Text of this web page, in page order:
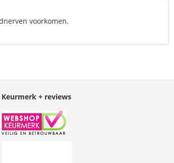
voorkomen.
Keurmerk + reviews